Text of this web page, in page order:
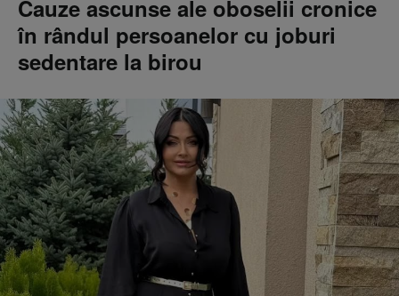
Cauze ascunse ale oboselii cronice
în rândul persoanelor cu joburi
sedentare la birou